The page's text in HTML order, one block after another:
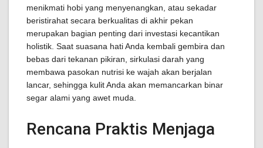
menikmati hobi yang menyenangkan, atau sekadar
beristirahat secara berkualitas di akhir pekan
merupakan bagian penting dari investasi kecantikan
holistik. Saat suasana hati Anda kembali gembira dan
bebas dari tekanan pikiran, sirkulasi darah yang
membawa pasokan nutrisi ke wajah akan berjalan
lancar, sehingga kulit Anda akan memancarkan binar
segar alami yang awet muda.
Rencana Praktis Menjaga